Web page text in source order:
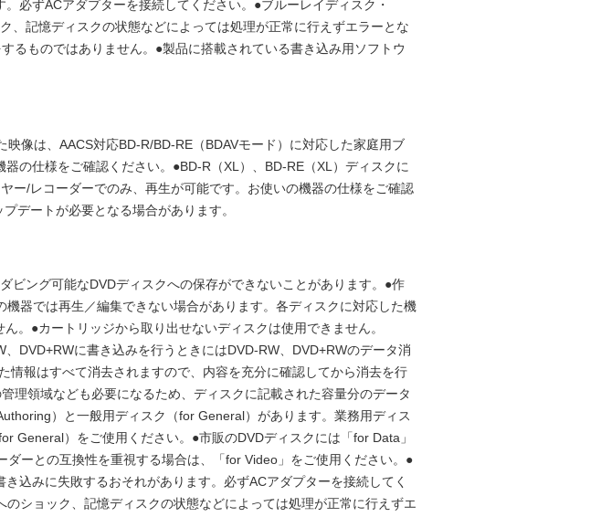
必ずACアダプターを接続してください。●ブルーレイディスク・
、記憶ディスクの状態などによっては処理が正常に行えずエラーとな
るものではありません。●製品に搭載されている書き込み用ソフトウ
像は、AACS対応BD-R/BD-RE（BDAVモード）に対応した家庭用ブ
の仕様をご確認ください。●BD-R（XL）、BD-RE（XL）ディスクに
ー/レコーダーでのみ、再生が可能です。お使いの機器の仕様をご確認
デートが必要となる場合があります。
ビング可能なDVDディスクへの保存ができないことがあります。●作
器では再生／編集できない場合があります。各ディスクに対応した機
。●カートリッジから取り出せないディスクは使用できません。
DVD+RWに書き込みを行うときにはDVD-RW、DVD+RWのデータ消
報はすべて消去されますので、内容を充分に確認してから消去を行
理領域なども必要になるため、ディスクに記載された容量分のデータ
）と一般用ディスク（for General）があります。業務用ディス
General）をご使用ください。●市販のDVDディスクには「for Data」
ダーとの互換性を重視する場合は、「for Video」をご使用ください。●
込みに失敗するおそれがあります。必ずACアダプターを接続してく
ショック、記憶ディスクの状態などによっては処理が正常に行えずエ